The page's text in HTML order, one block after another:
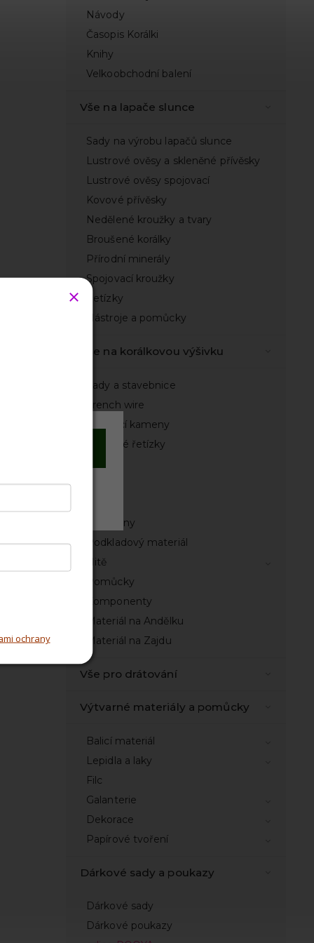
Návody
Časopis Korálki
Knihy
Velkoobchodní balení
Vše na lapače slunce
Sady na výrobu lapačů slunce
Lustrové ověsy a skleněné přívěsky
Lustrové ověsy spojovací
Kovové přívěsky
Nedělené kroužky a tvary
Broušené korálky
Přírodní minerály
Spojovací kroužky
Řetízky
Nástroje a pomůcky
Vše na korálkovou výšivku
Sady a stavebnice
French wire
Našívací kameny
Štrasové řetízky
Kabošony
Podkladový materiál
Nitě
Pomůcky
Komponenty
Materiál na Andělku
Materiál na Zajdu
Vše pro drátování
Výtvarné materiály a pomůcky
Balicí materiál
Lepidla a laky
Filc
Galanterie
Dekorace
Papírové tvoření
Dárkové sady a poukazy
Dárkové sady
Dárkové poukazy
ochrany